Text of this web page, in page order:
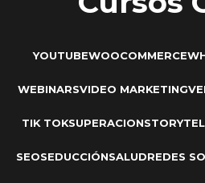
YOUTUBEWOOCOMMERCE
WEBINARSVIDEO MARKETING
TIK TOKSUPERACION
SEOSEDUCCIÓNSALUDREDES